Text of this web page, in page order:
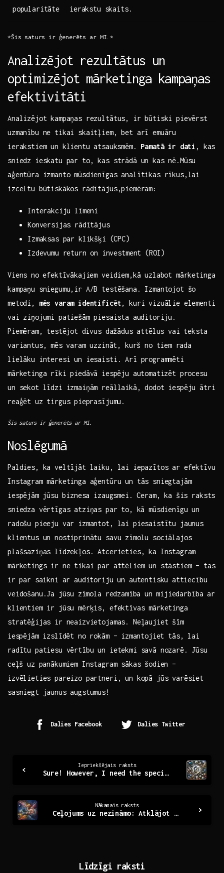
⁤popularitāte
ierakstu skaits.
*Šis saturs ir ģenerēts ar MI.*
Analizējot rezultātus un
optimizējot⁤ mārketinga kampaņas⁣
efektivitāti
Analizējot‌ kampaņas rezultātus, ir ‍būtiski pievērst ​
uzmanību ne tikai skaitļiem, bet ‍arī emuāru
ierakstiem un‌ klientu⁤ atsauksmēm. Pamatā ir dati ,⁣ kas⁣
sniedz ieskatu par to, kas strādā un kas nē.Mūsu
aģentūra izmanto ‌mūsdienīgas‍ analītikas rīkus,lai
izceltu​ būtiskākos rādītājus,piemēram:
Interakciju līmeni
Konversijas ‍rādītājus
Izmaksas par‌ klikšķi‌ (CPC)
Izdevumu‍ return⁢ on investment‌ (ROI)
Viens ⁢no‌ efektīvākajiem veidiem,kā uzlabot mārketinga‌
kampaņu sniegumu,ir A/B testēšana. ​Izmantojot šo
metodi, mēs ‌varam identificēt, kuri vizuālie elementi
‍vai ziņojumi patiešām ⁣piesaista ‌auditoriju.‍
Piemēram, ⁤testējot⁢ divus​ dažādus attēlus vai teksta
variantus, mēs⁢ varam ⁤uzzināt, kurš no‌ tiem ⁤rada
lielāku interesi un iesaisti. Arī programmēti
mārketinga ‍rīki piedāvā⁤ iespēju automatizēt ‍procesu
un sekot ‌līdzi izmaiņām‌ reāllaikā, dodot iespēju ātri
reaģēt‌ uz tirgus ⁤pieprasījumu.
Šis⁢ saturs ir ģenerēts ar MI.
Noslēgumā
Paldies, ka veltījāt laiku, lai ‌iepazītos ar efektīvu
Instagram mārketinga‌ aģentūru​ un tās sniegtajām
iespējām⁢ jūsu⁤ biznesa izaugsmei. Ceram, ka šis raksts
sniedza vērtīgas atziņas par ⁢to, kā mūsdienīgu un
radošu pieeju var izmantot, lai piesaistītu jaunus
klientus‌ un nostiprinātu ‍savu zīmolu sociālajos
plašsaziņas līdzekļos. Atcerieties, ka ‌Instagram
mārketings ir ne‌ tikai par‍ attēliem un stāstiem⁤ – tas⁢
ir ⁤par‍ saikni ar auditoriju un autentisku ⁣attiecību
veidošanu.Ja ⁣jūsu⁣ zīmola redzamība ⁣un⁢ mijiedarbība ar
​klientiem ir jūsu ‍mērķis, efektīvas mārketinga
stratēģijas ir neaizvietojamas. Neļaujiet‌ šīm
⁣iespējām izslīdēt no rokām –⁢ izmantojiet tās, ⁤lai
radītu patiesu vērtību un‍ ietekmi ‍savā nozarē. Jūsu
⁤ceļš uz panākumiem Instagram​ sākas ​šodien – ​
izvēlieties pareizo partneri, un kopā jūs varēsiet
sasniegt ‌jaunus augstumus!
Dalies Facebook Dalies Twitter
Reading
Iepriekšējais raksts
Sure! However, I need the specific topic or subject you’d like the title to be about, as you’ve indicated it remains blank. Could you please provide that information?
Nākamais raksts
Ceļojums uz nezināmo: Atklājot slepenās pasaule
Līdzīgi raksti